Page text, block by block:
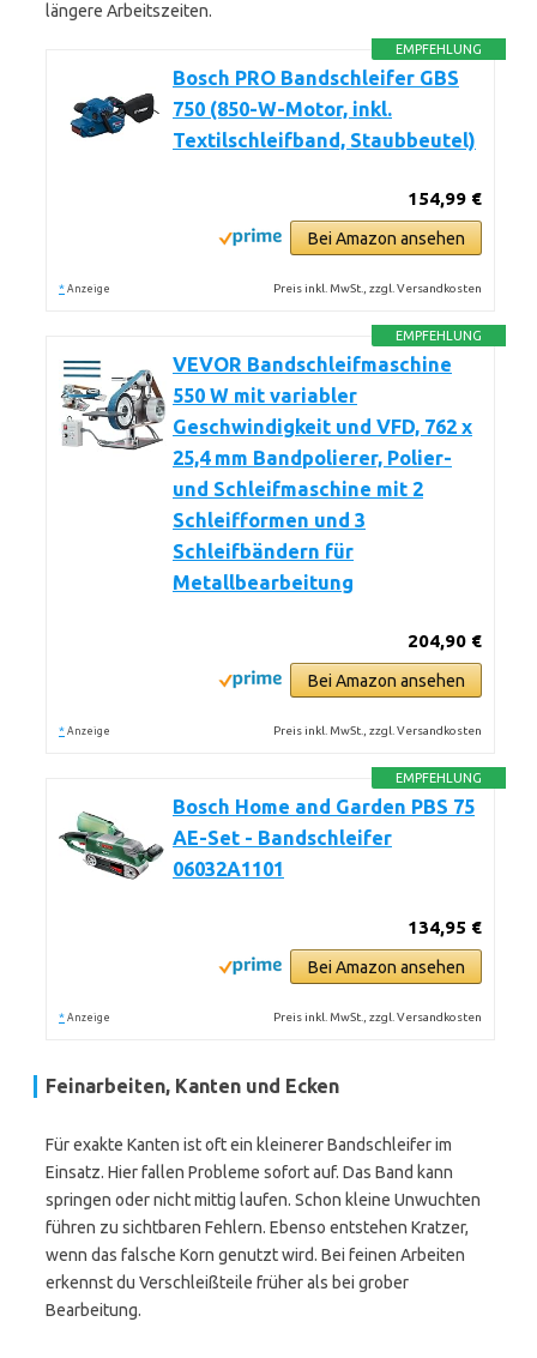
längere Arbeitszeiten.
EMPFEHLUNG
Bosch PRO Bandschleifer GBS
750 (850-W-Motor, inkl.
Textilschleifband, Staubbeutel)
154,99 €
Bei Amazon ansehen
* Anzeige Preis inkl. MwSt., zzgl. Versandkosten
EMPFEHLUNG
VEVOR Bandschleifmaschine
550 W mit variabler
Geschwindigkeit und VFD, 762 x
25,4 mm Bandpolierer, Polier-
und Schleifmaschine mit 2
Schleifformen und 3
Schleifbändern für
Metallbearbeitung
204,90 €
Bei Amazon ansehen
* Anzeige Preis inkl. MwSt., zzgl. Versandkosten
EMPFEHLUNG
Bosch Home and Garden PBS 75
AE-Set - Bandschleifer
06032A1101
134,95 €
Bei Amazon ansehen
* Anzeige Preis inkl. MwSt., zzgl. Versandkosten
Feinarbeiten, Kanten und Ecken
Für exakte Kanten ist oft ein kleinerer Bandschleifer im
Einsatz. Hier fallen Probleme sofort auf. Das Band kann
springen oder nicht mittig laufen. Schon kleine Unwuchten
führen zu sichtbaren Fehlern. Ebenso entstehen Kratzer,
wenn das falsche Korn genutzt wird. Bei feinen Arbeiten
erkennst du Verschleißteile früher als bei grober
Bearbeitung.